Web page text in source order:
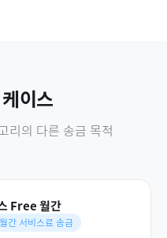
이스
리의 다른 송금 목적
Free 월간
간 서비스료 송금